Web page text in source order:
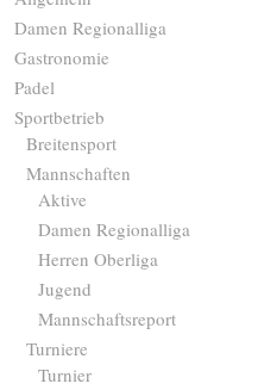
Damen Regionalliga
Gastronomie
Padel
Sportbetrieb
Breitensport
Mannschaften
Aktive
Damen Regionalliga
Herren Oberliga
Jugend
Mannschaftsreport
Turniere
Turnier